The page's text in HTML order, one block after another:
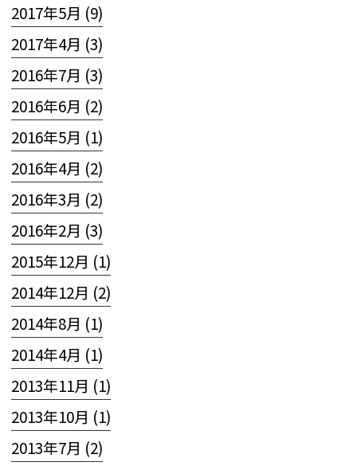
2017年5月 (9)
2017年4月 (3)
2016年7月 (3)
2016年6月 (2)
2016年5月 (1)
2016年4月 (2)
2016年3月 (2)
2016年2月 (3)
2015年12月 (1)
2014年12月 (2)
2014年8月 (1)
2014年4月 (1)
2013年11月 (1)
2013年10月 (1)
2013年7月 (2)